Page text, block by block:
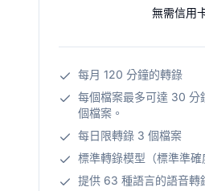
無需信用
每月 120 分鐘的轉錄
每個檔案最多可達 30 分
個檔案。
每日限轉錄 3 個檔案
標準轉錄模型（標準準確
提供 63 種語言的語音轉